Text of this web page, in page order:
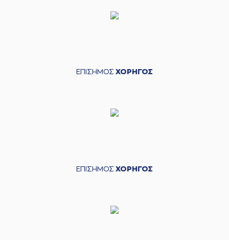
ΕΠΙΣΗΜΟΣ ΧΟΡΗΓΟΣ
ΕΠΙΣΗΜΟΣ ΧΟΡΗΓΟΣ